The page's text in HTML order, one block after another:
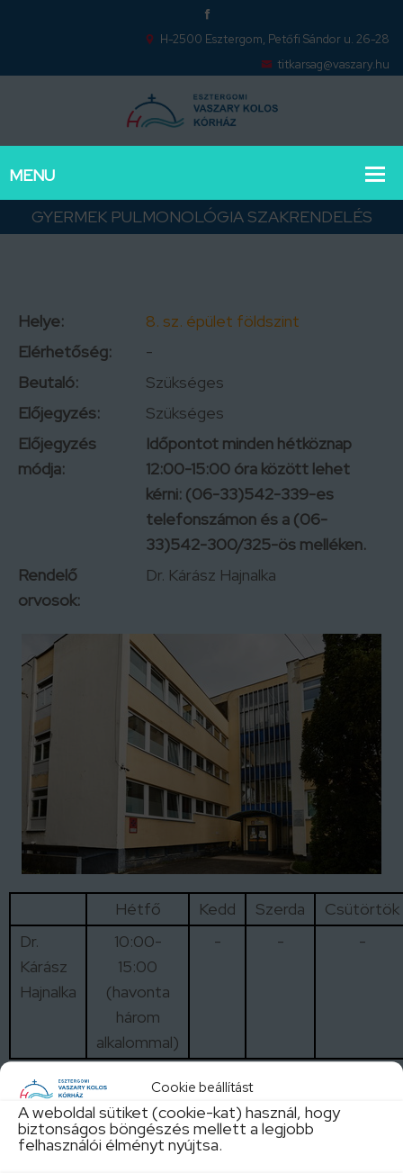
Cookie beállítást
A weboldal sütiket (cookie-kat) használ, hogy
biztonságos böngészés mellett a legjobb
felhasználói élményt nyújtsa.
H-2500 Esztergom, Petőfi Sándor u. 26-28
titkarsag@vaszary.hu
GYERMEK PULMONOLÓGIA SZAKRENDELÉS
Helye:
8. sz. épület földszint
Elérhetőség:
-
Beutaló:
Szükséges
Előjegyzés:
Szükséges
Előjegyzés
módja:
Időpontot minden hétköznap
12:00-15:00 óra között lehet
kérni: (06-33)542-339-es
telefonszámon és a (06-
33)542-300/325-ös melléken.
Rendelő
orvosok:
Dr. Kárász Hajnalka
Hétfő Kedd Szerda
Csütörtök
Dr.
Kárász
Hajnalka
10:00-
15:00
(havonta
három
alkalommal)
- - -
A szakrendelések aktuális változásait IDE
kattintva tekintheti meg!